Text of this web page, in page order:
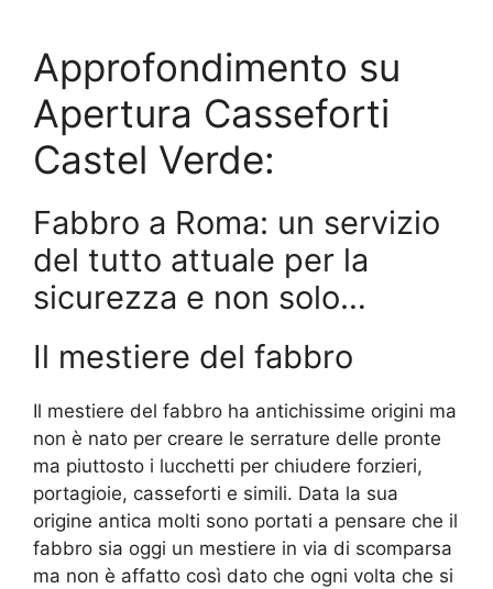
Approfondimento su
Apertura Casseforti
Castel Verde:
Fabbro a Roma: un servizio
del tutto attuale per la
sicurezza e non solo…
Il mestiere del fabbro
Il mestiere del fabbro ha antichissime origini ma
non è nato per creare le serrature delle pronte
ma piuttosto i lucchetti per chiudere forzieri,
portagioie, casseforti e simili. Data la sua
origine antica molti sono portati a pensare che il
fabbro sia oggi un mestiere in via di scomparsa
ma non è affatto così dato che ogni volta che si